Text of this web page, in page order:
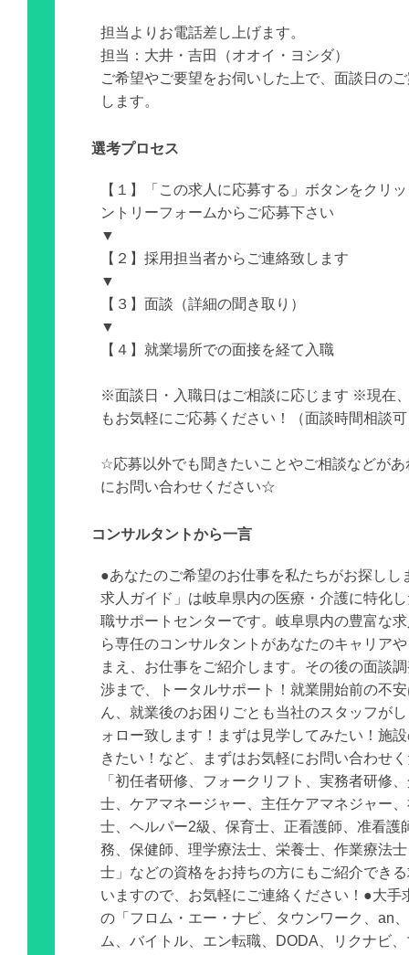
担当よりお電話差し上げます。
担当：大井・吉田（オオイ・ヨシダ）
ご希望やご要望をお伺いした上で、面談日の
します。
選考プロセス
【１】「この求人に応募する」ボタンをクリ
ントリーフォームからご応募下さい
▼
【２】採用担当者からご連絡致します
▼
【３】面談（詳細の聞き取り）
▼
【４】就業場所での面接を経て入職
※面談日・入職日はご相談に応じます ※現在
もお気軽にご応募ください！（面談時間相談
☆応募以外でも聞きたいことやご相談などがあ
にお問い合わせください☆
コンサルタントから一言
●あなたのご希望のお仕事を私たちがお探しし
求人ガイド」は岐阜県内の医療・介護に特化
職サポートセンターです。岐阜県内の豊富な
ら専任のコンサルタントがあなたのキャリア
まえ、お仕事をご紹介します。その後の面談
渉まで、トータルサポート！就業開始前の不
ん、就業後のお困りごとも当社のスタッフが
ォロー致します！まずは見学してみたい！施
きたい！など、まずはお気軽にお問い合わせ
「初任者研修、フォークリフト、実務者研修
士、ケアマネージャー、主任ケアマネジャー
士、ヘルパー2級、保育士、正看護師、准看護
務、保健師、理学療法士、栄養士、作業療法
士」などの資格をお持ちの方にもご紹介でき
いますので、お気軽にご連絡ください！●大手
の「フロム・エー・ナビ、タウンワーク、an
ム、バイトル、エン転職、DODA、リクナビ